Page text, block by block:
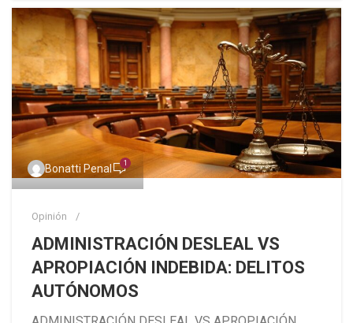
Bonatti Penal 1
Opinión
ADMINISTRACIÓN DESLEAL VS
APROPIACIÓN INDEBIDA: DELITOS
AUTÓNOMOS